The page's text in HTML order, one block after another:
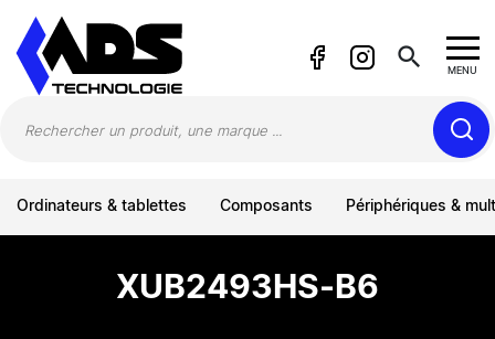
search MENU
Ordinateurs & tablettes Composants Périphériques &
XUB2493HS-B6